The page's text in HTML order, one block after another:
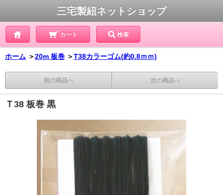
三宅製紐ネットショップ
カート 検索
ホーム ＞20m 板巻 ＞T38カラーゴム(約0.8ｍｍ)
前の商品へ 次の商品へ
Ｔ38 板巻 黒